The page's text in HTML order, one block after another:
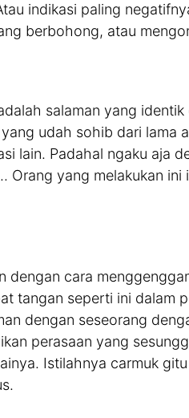
indikasi paling
berbohong, atau
salaman yang
udah sohib dari lama
lain. Padahal ngaku aja
Orang yang melakukan
dengan cara
tangan seperti ini dalam
dengan seseorang
perasaan yang
Istilahnya carmuk